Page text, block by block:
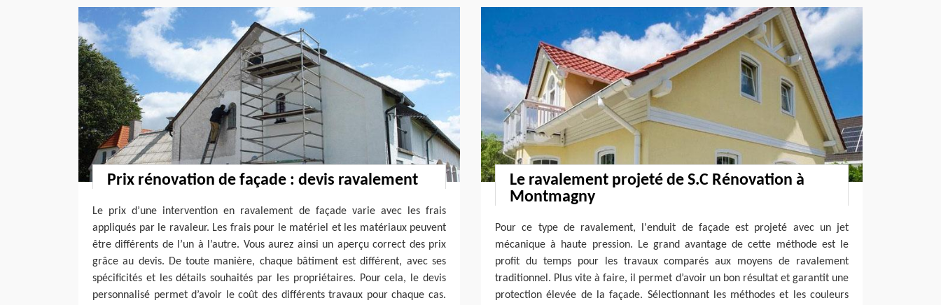
Prix rénovation de façade : devis ravalement
Le prix d’une intervention en ravalement de façade varie avec les frais
appliqués par le ravaleur. Les frais pour le matériel et les matériaux peuvent
être différents de l’un à l’autre. Vous aurez ainsi un aperçu correct des prix
grâce au devis. De toute manière, chaque bâtiment est différent, avec ses
spécificités et les détails souhaités par les propriétaires. Pour cela, le devis
personnalisé permet d’avoir le coût des différents travaux pour chaque cas.
Le ravalement projeté de S.C Rénovation à
Montmagny
Pour ce type de ravalement, l'enduit de façade est projeté avec un jet
mécanique à haute pression. Le grand avantage de cette méthode est le
profit du temps pour les travaux comparés aux moyens de ravalement
traditionnel. Plus vite à faire, il permet d’avoir un bon résultat et garantit une
protection élevée de la façade. Sélectionnant les méthodes et les couleurs